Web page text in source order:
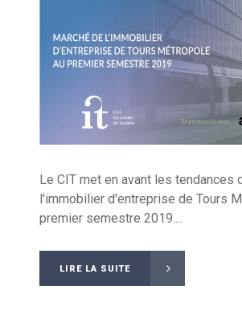
Le CIT met en avant les tendances
l'immobilier d'entreprise de Tours
premier semestre 2019....
LIRE LA SUITE